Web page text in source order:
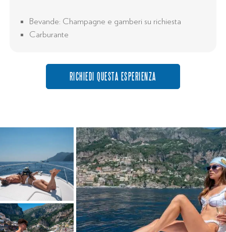
Bevande: Champagne e gamberi su richiesta
Carburante
RICHIEDI QUESTA ESPERIENZA
Richiedi questa Esperienza
quotation and make your reservation, thanks.
Informazioni personali
Nome e Cognome *
Telefono *